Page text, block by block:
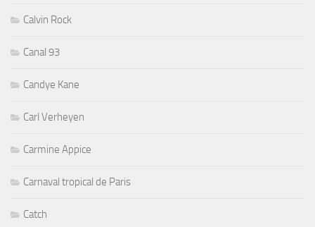
Calvin Rock
Canal 93
Candye Kane
Carl Verheyen
Carmine Appice
Carnaval tropical de Paris
Catch